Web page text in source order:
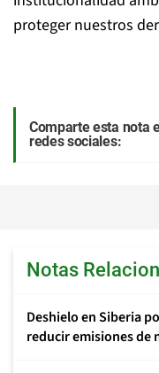
proteger nuestros
Comparte esta nota
redes sociales:
Notas
Deshielo en Siberia
reducir emisiones de